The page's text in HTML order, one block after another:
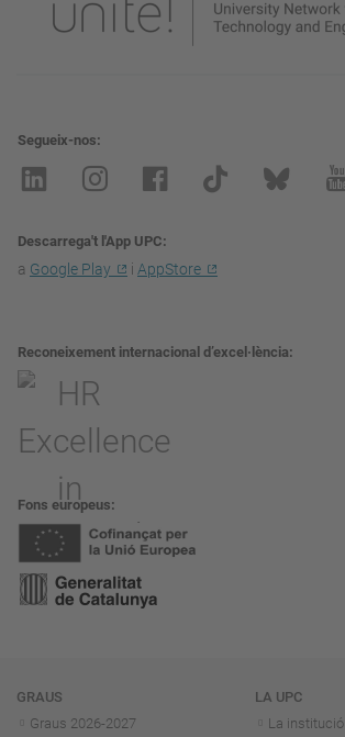
Segueix-nos
Descarrega't l'App UPC
a Google Play i AppStore
Reconeixement internacional d’excel·lència
Fons europeus
Navegació
GRAUS
Graus 2026-2027
LA UPC
La institució